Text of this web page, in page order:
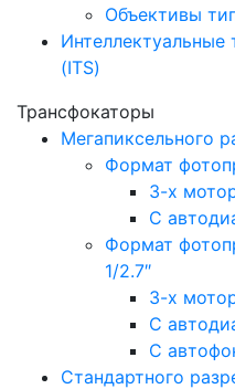
Объективы
(ITS)
Трансфокаторы
Мегапиксельного
Формат
3-х
С
Формат
1/2.7″
3-х
С
С
Стандартного